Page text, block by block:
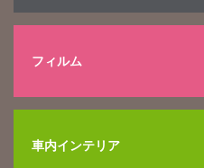
フィルム
車内インテリア